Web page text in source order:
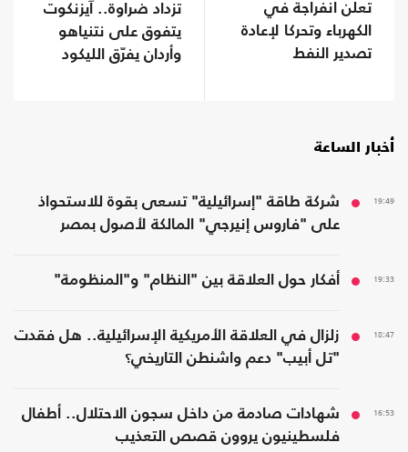
تعلن انفراجة في
الكهرباء وتحركا لإعادة
تصدير النفط
تزداد ضراوة.. آيزنكوت
يتفوق على نتنياهو
وأردان يفرّق الليكود
أخبار الساعة
19:49
شركة طاقة "إسرائيلية" تسعى بقوة للاستحواذ
على "فاروس إنيرجي" المالكة لأصول بمصر
19:33 أفكار حول العلاقة بين "النظام" و"المنظومة"
18:47
زلزال في العلاقة الأمريكية الإسرائيلية.. هل فقدت
"تل أبيب" دعم واشنطن التاريخي؟
16:53
شهادات صادمة من داخل سجون الاحتلال.. أطفال
فلسطينيون يروون قصص التعذيب